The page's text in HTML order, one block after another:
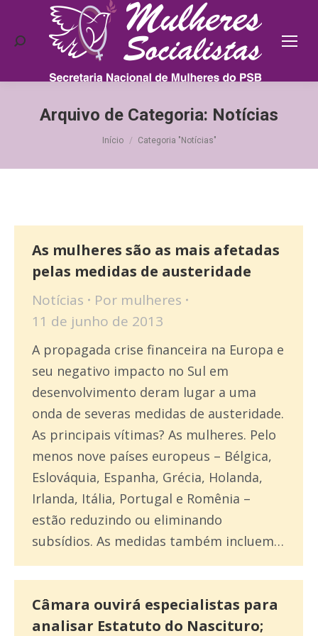
Search:
Arquivo de Categoria: Notícias
Você está aqui:
Início Categoria "Notícias"
As mulheres são as mais afetadas
pelas medidas de austeridade
Notícias Por mulheres
11 de junho de 2013
A propagada crise financeira na Europa e
seu negativo impacto no Sul em
desenvolvimento deram lugar a uma
onda de severas medidas de austeridade.
As principais vítimas? As mulheres. Pelo
menos nove países europeus – Bélgica,
Eslováquia, Espanha, Grécia, Holanda,
Irlanda, Itália, Portugal e Romênia –
estão reduzindo ou eliminando
subsídios. As medidas também incluem…
Câmara ouvirá especialistas para
analisar Estatuto do Nascituro;